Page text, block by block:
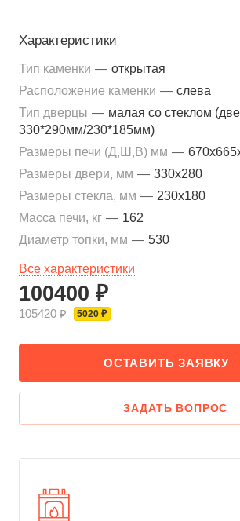
Характеристики
Тип каменки — открытая
Расположение каменки — слева
Тип дверцы — малая со стеклом
330*290мм/230*185мм)
Размеры печи (Д,Ш,В) мм —
Размеры двери, мм — 330x280
Размеры стекла, мм — 230x180
Масса печи, кг — 162
Диаметр топки, мм — 530
Все характеристики
100400 ₽
105420 ₽ 5020 ₽
ОСТАВИТЬ ЗАЯВКУ
ЗАДАТЬ ВОПРОС